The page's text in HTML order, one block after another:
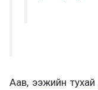
Аав, ээжийн